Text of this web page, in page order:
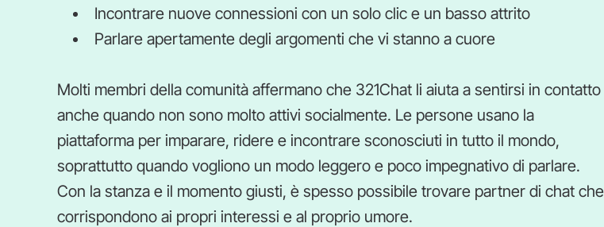
Incontrare nuove connessioni con un solo clic e un basso attrito
Parlare apertamente degli argomenti che vi stanno a cuore
Molti membri della comunità affermano che 321Chat li aiuta a sentirsi in contatto
anche quando non sono molto attivi socialmente. Le persone usano la
piattaforma per imparare, ridere e incontrare sconosciuti in tutto il mondo,
soprattutto quando vogliono un modo leggero e poco impegnativo di parlare.
Con la stanza e il momento giusti, è spesso possibile trovare partner di chat che
corrispondono ai propri interessi e al proprio umore.